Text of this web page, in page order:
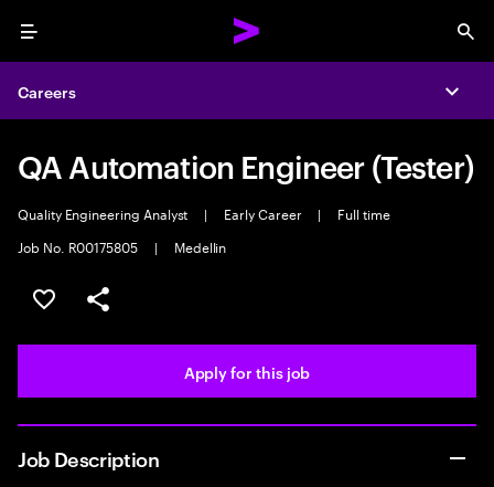
Menu
Careers
QA Automation Engineer (Tester)
Quality Engineering Analyst | Early Career |
Full time
Job No. R00175805
| Medellin
Save this job
Share this job
Apply for this job
Job Description